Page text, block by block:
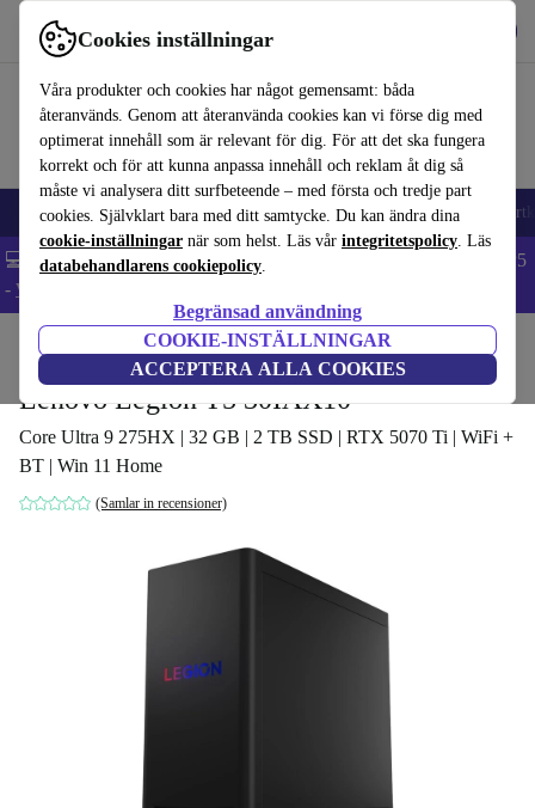
Cookies inställningar
Våra produkter och cookies har något gemensamt: båda
återanvänds. Genom att återanvända cookies kan vi förse dig med
optimerat innehåll som är relevant för dig. För att det ska fungera
korrekt och för att kunna anpassa innehåll och reklam åt dig så
måste vi analysera ditt surfbeteende – med första och tredje part
cookies. Självklart bara med ditt samtycke. Du kan ändra dina
cookie-inställningar när som helst. Läs vår integritetspolicy. Läs
databehandlarens cookiepolicy.
Begränsad användning
COOKIE-INSTÄLLNINGAR
ACCEPTERA ALLA COOKIES
Använd refurbed snabbt och enkelt
🎒 Back to school Mobiltelefoner Bärbara datorer Surfplattor
💻 Extra 5% rabatt på alla MacBooks och laptops - Code: LAPTOP5
- Villkor
Stationära datorer Lenovo Stationära datorer
Lenovo Legion T5 30IAX10
Core Ultra 9 275HX | 32 GB | 2 TB SSD | RTX 5070 Ti | WiFi +
BT | Win 11 Home
(Samlar in recensioner)